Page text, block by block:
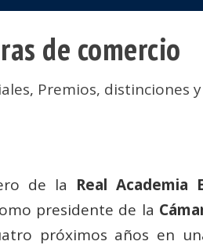
de comercio
, Premios, distinciones
de la Real Academia
presidente de la
próximos años en